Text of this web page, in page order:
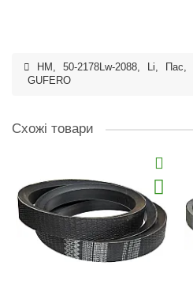
HM , 50-2178Lw-2088, Li, Пас,
GUFERO
Схожі товари